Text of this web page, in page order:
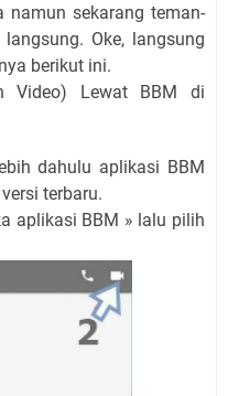
namun sekarang teman-
Oke, langsung
berikut ini.
Video) Lewat BBM di
dahulu aplikasi BBM
terbaru.
aplikasi BBM » lalu pilih